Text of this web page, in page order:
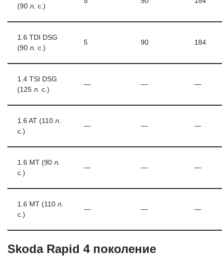
(90 л. с.)
1.6 TDI DSG
(90 л. с.)
5 90 184
1.4 TSI DSG
(125 л. с.)
— — —
1.6 AT (110 л.
с.)
— — —
1.6 MT (90 л.
с.)
— — —
1.6 MT (110 л.
с.)
— — —
Skoda Rapid 4 поколение